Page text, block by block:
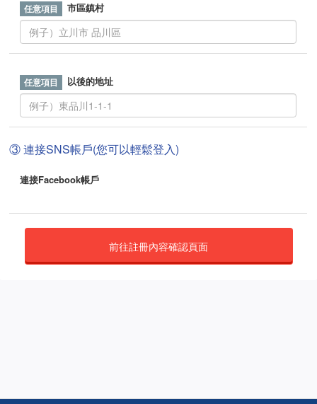
市區鎮村
以後的地址
③ 連接SNS帳戶(您可以輕鬆登入)
連接Facebook帳戶